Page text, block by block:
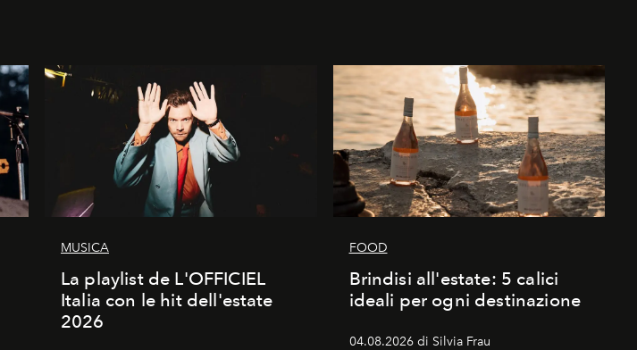
MUSICA
La playlist de L'OFFICIEL
Italia con le hit dell'estate
2026
FOOD
Brindisi all'estate: 5 calici
ideali per ogni destinazione
04.08.2026 di Silvia Frau